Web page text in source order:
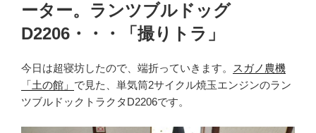
ーター。ランツブルドッグ
D2206・・・「撮りトラ」
今日は超寝坊したので、端折っていきます。
スガノ農機
「土の館」 で見た、単気筒2サイクル焼玉エンジンのラン
ツブルドックトラクタD2206です。